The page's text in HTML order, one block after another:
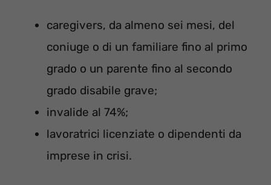
caregivers, da almeno sei mesi, del
coniuge o di un familiare fino al primo
grado o un parente fino al secondo
grado disabile grave;
invalide al 74%;
lavoratrici licenziate o dipendenti da
imprese in crisi.